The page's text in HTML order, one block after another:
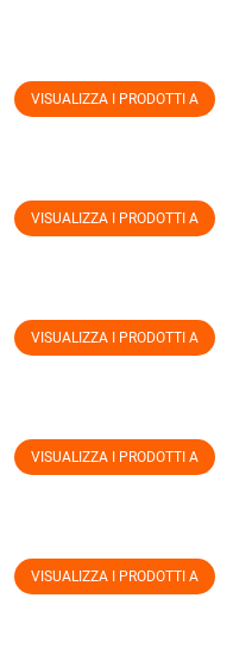
VISUALIZZA I PRODOTTI A
VISUALIZZA I PRODOTTI A
VISUALIZZA I PRODOTTI A
VISUALIZZA I PRODOTTI A
VISUALIZZA I PRODOTTI A